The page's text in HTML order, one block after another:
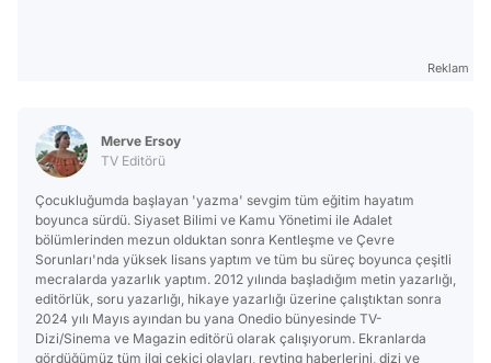
Reklam
Merve Ersoy
TV Editörü
Çocukluğumda başlayan 'yazma' sevgim tüm eğitim hayatım
boyunca sürdü. Siyaset Bilimi ve Kamu Yönetimi ile Adalet
bölümlerinden mezun olduktan sonra Kentleşme ve Çevre
Sorunları'nda yüksek lisans yaptım ve tüm bu süreç boyunca çeşitli
mecralarda yazarlık yaptım. 2012 yılında başladığım metin yazarlığı,
editörlük, soru yazarlığı, hikaye yazarlığı üzerine çalıştıktan sonra
2024 yılı Mayıs ayından bu yana Onedio bünyesinde TV-
Dizi/Sinema ve Magazin editörü olarak çalışıyorum. Ekranlarda
gördüğümüz tüm ilgi çekici olayları, reyting haberlerini, dizi ve